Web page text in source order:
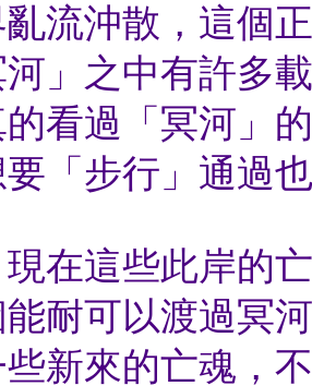
流沖散，這個
」之中有許多
看過「冥河」
「步行」通過
現在這些此岸的
耐可以渡過冥
新來的亡魂，